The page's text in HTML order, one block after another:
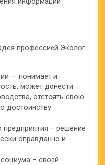
профессией Эколог
— понимает и
может донести
отстоять свою
достоинству
– решение
оправданно и
– своей